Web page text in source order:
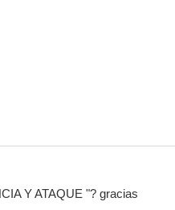
Y ATAQUE "? gracias